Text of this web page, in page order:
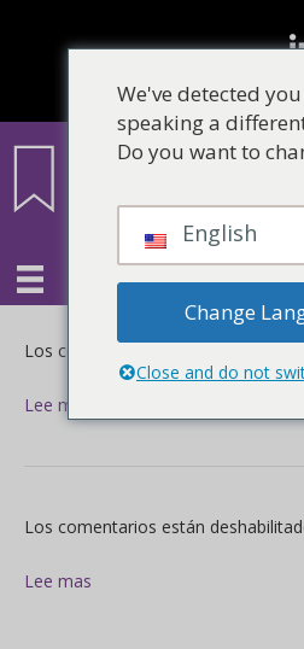
Los comentarios están
Lee mas
Los comentarios están
Lee mas
We've detected
speaking a
Do you want to
English
Change
Close and do not